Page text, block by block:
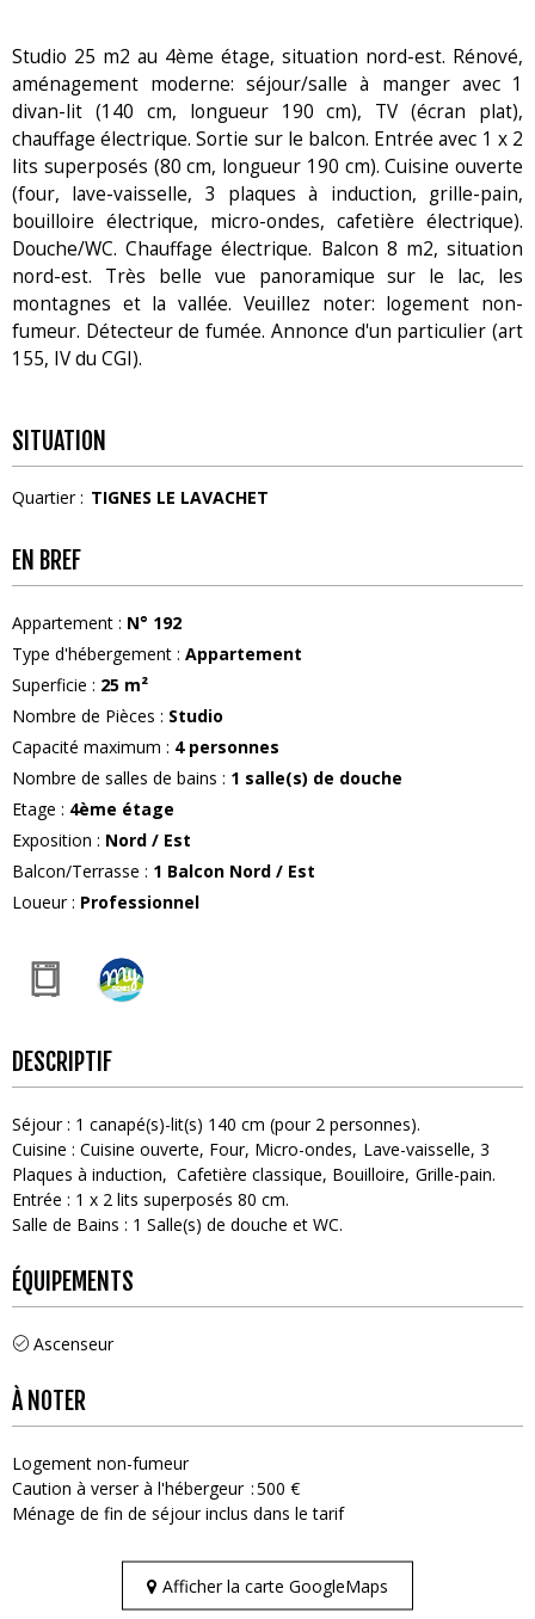
Studio 25 m2 au 4ème étage, situation nord-est. Rénové,
aménagement moderne: séjour/salle à manger avec 1
divan-lit (140 cm, longueur 190 cm), TV (écran plat),
chauffage électrique. Sortie sur le balcon. Entrée avec 1 x 2
lits superposés (80 cm, longueur 190 cm). Cuisine ouverte
(four, lave-vaisselle, 3 plaques à induction, grille-pain,
bouilloire électrique, micro-ondes, cafetière électrique).
Douche/WC. Chauffage électrique. Balcon 8 m2, situation
nord-est. Très belle vue panoramique sur le lac, les
montagnes et la vallée. Veuillez noter: logement non-
fumeur. Détecteur de fumée. Annonce d'un particulier (art
155, IV du CGI).
SITUATION
Quartier : TIGNES LE LAVACHET
EN BREF
Appartement : N° 192
Type d'hébergement : Appartement
Superficie : 25 m²
Nombre de Pièces : Studio
Capacité maximum : 4 personnes
Nombre de salles de bains : 1 salle(s) de douche
Etage : 4ème étage
Exposition : Nord / Est
Balcon/Terrasse : 1 Balcon Nord / Est
Loueur: Professionnel
DESCRIPTIF
Séjour: 1 canapé(s)-lit(s) 140 cm (pour 2 personnes)
Cuisine : Cuisine ouverte Four Micro-ondes Lave-vaisselle 3
Plaques à induction
Cafetière classique Bouilloire Grille-pain
Entrée : 1 x 2 lits superposés 80 cm
Salle de Bains : 1 Salle(s) de douche et WC
ÉQUIPEMENTS
Ascenseur
À NOTER
Logement non-fumeur
Caution à verser à l'hébergeur 500 €
Ménage de fin de séjour inclus dans le tarif
Afficher la carte GoogleMaps